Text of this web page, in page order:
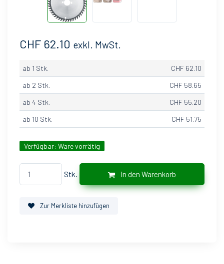
CHF 62.10 exkl. MwSt.
ab 1 Stk.
CHF 62.10
ab 2 Stk.
CHF 58.65
ab 4 Stk.
CHF 55.20
ab 10 Stk.
CHF 51.75
Verfügbar: Ware vorrätig
Stk. In den Warenkorb
Zur Merkliste hinzufügen